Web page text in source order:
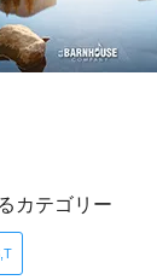
カテゴリー